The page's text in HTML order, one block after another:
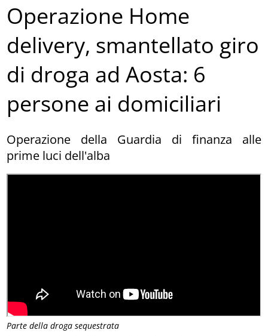
Parte della droga sequestrata
Operazione Home
delivery, smantellato giro
di droga ad Aosta: 6
persone ai domiciliari
Operazione della Guardia di finanza alle
prime luci dell'alba